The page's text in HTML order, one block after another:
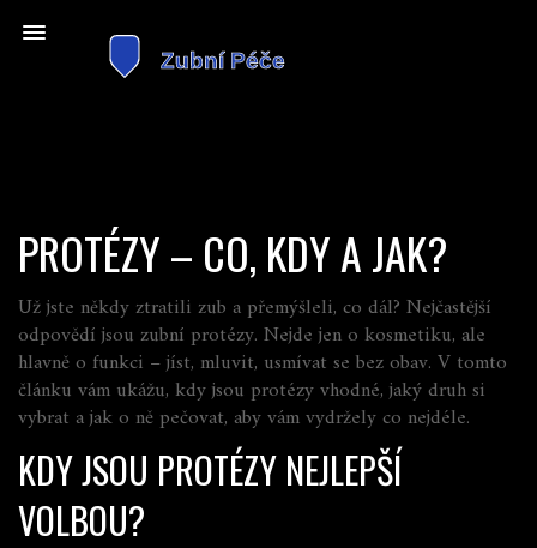
PROTÉZY – CO, KDY A JAK?
Už jste někdy ztratili zub a přemýšleli, co dál? Nejčastější
odpovědí jsou zubní protézy. Nejde jen o kosmetiku, ale
hlavně o funkci – jíst, mluvit, usmívat se bez obav. V tomto
článku vám ukážu, kdy jsou protézy vhodné, jaký druh si
vybrat a jak o ně pečovat, aby vám vydržely co nejdéle.
KDY JSOU PROTÉZY NEJLEPŠÍ
VOLBOU?